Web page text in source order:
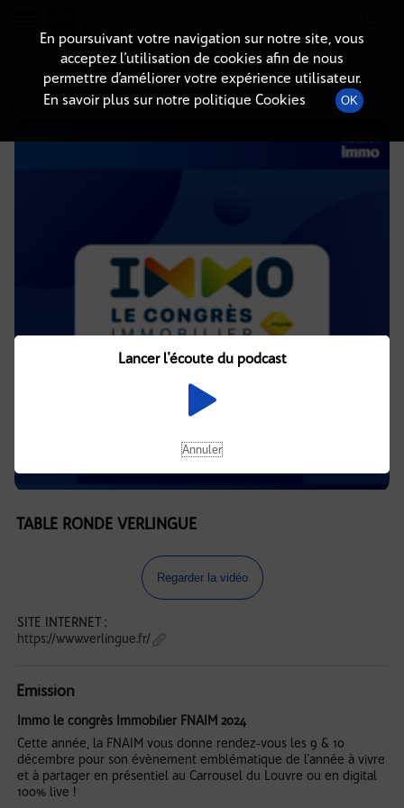
DÉTAILS DE L'ÉPISODE
9 décembre 2024à 11h02, durée : 38 minutes
TABLE RONDE VERLINGUE
Regarder la vidéo
SITE INTERNET :
https://www.verlingue.fr/
Emission
Immo le congrès Immobilier FNAIM 2024
Cette année, la FNAIM vous donne rendez-vous les 9 & 10
décembre pour son évènement emblématique de l'année à vivre
et à partager en présentiel au Carrousel du Louvre ou en digital
100% live !
En poursuivant votre navigation sur notre site, vous
acceptez l’utilisation de cookies afin de nous
permettre d’améliorer votre expérience utilisateur.
En savoir plus sur notre politique Cookies
OK
Lancer l'écoute du podcast
Annuler